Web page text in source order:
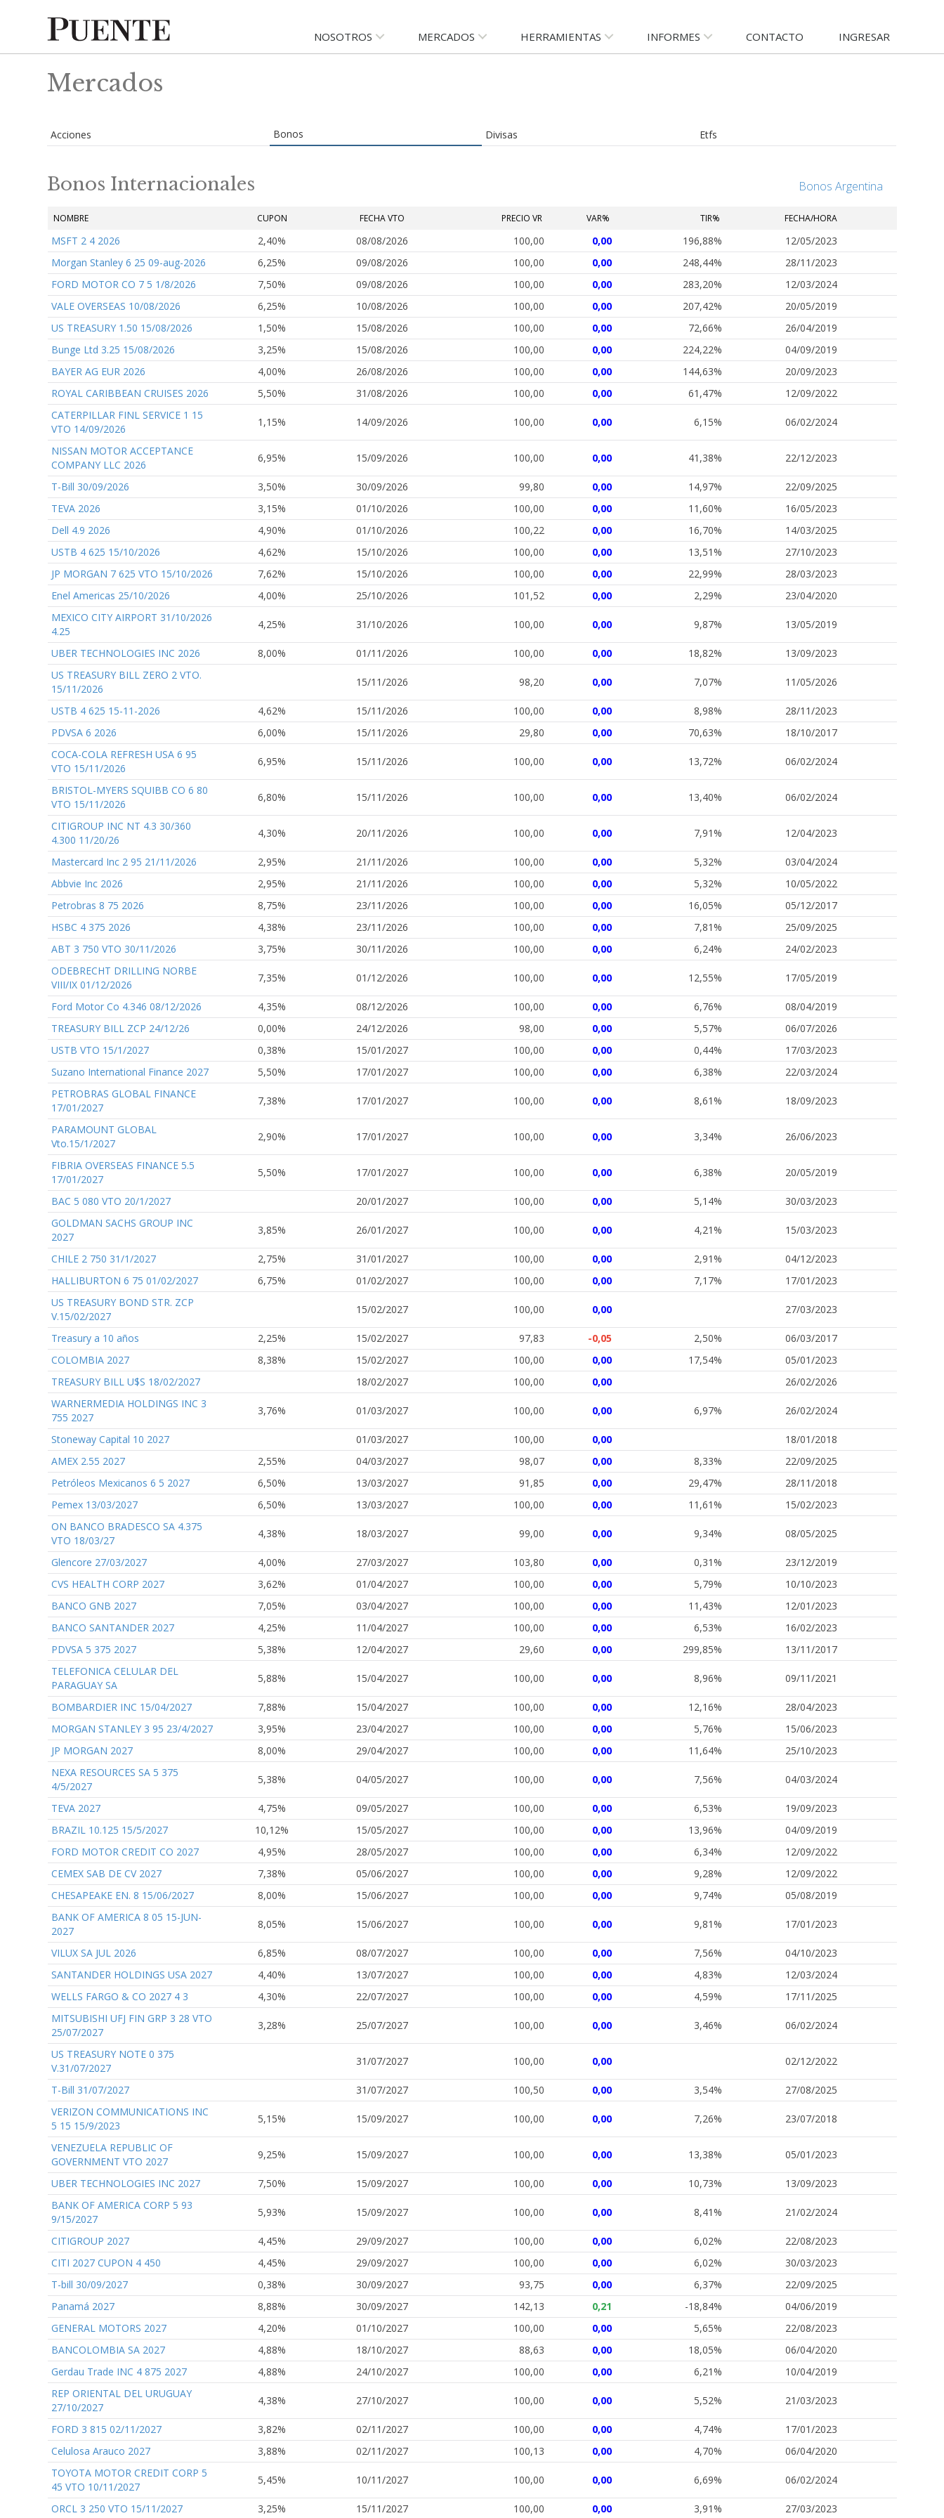
NOSOTROS MERCADOS HERRAMIENTAS INFORMES CONTACTO INGRESAR
Mercados
Acciones Bonos Divisas Etfs
Bonos Internacionales Bonos Argentina
NOMBRE CUPON FECHA VTO PRECIO VR VAR% TIR% FECHA/HORA
MSFT 2 4 2026 2,40% 08/08/2026 100,00 0,00 196,88%
12/05/2023
Morgan Stanley 6 25 09-aug-2026
6,25% 09/08/2026 100,00 0,00 248,44%
28/11/2023
FORD MOTOR CO 7 5 1/8/2026
7,50% 09/08/2026 100,00 0,00 283,20%
12/03/2024
VALE OVERSEAS 10/08/2026
6,25% 10/08/2026 100,00 0,00 207,42%
20/05/2019
US TREASURY 1.50 15/08/2026
1,50% 15/08/2026 100,00 0,00 72,66%
26/04/2019
Bunge Ltd 3.25 15/08/2026
3,25% 15/08/2026 100,00 0,00 224,22%
04/09/2019
BAYER AG EUR 2026
4,00% 26/08/2026 100,00 0,00 144,63%
20/09/2023
ROYAL CARIBBEAN CRUISES 2026
5,50% 31/08/2026 100,00 0,00 61,47%
12/09/2022
CATERPILLAR FINL SERVICE 1 15
VTO 14/09/2026
1,15% 14/09/2026 100,00 0,00 6,15% 06/02/2024
NISSAN MOTOR ACCEPTANCE
COMPANY LLC 2026
6,95% 15/09/2026 100,00 0,00 41,38% 22/12/2023
T-Bill 30/09/2026 3,50% 30/09/2026 99,80 0,00 14,97%
22/09/2025
TEVA 2026
3,15% 01/10/2026 100,00 0,00 11,60%
16/05/2023
Dell 4.9 2026
4,90% 01/10/2026 100,22 0,00 16,70%
14/03/2025
USTB 4 625 15/10/2026
4,62% 15/10/2026 100,00 0,00 13,51%
27/10/2023
JP MORGAN 7 625 VTO 15/10/2026
7,62% 15/10/2026 100,00 0,00 22,99%
28/03/2023
Enel Americas 25/10/2026
4,00% 25/10/2026 101,52 0,00 2,29%
23/04/2020
MEXICO CITY AIRPORT 31/10/2026
4.25
4,25% 31/10/2026 100,00 0,00 9,87% 13/05/2019
UBER TECHNOLOGIES INC 2026 8,00% 01/11/2026 100,00 0,00 18,82%
13/09/2023
US TREASURY BILL ZERO 2 VTO.
15/11/2026
15/11/2026 98,20 0,00 7,07% 11/05/2026
USTB 4 625 15-11-2026 4,62% 15/11/2026 100,00 0,00 8,98%
28/11/2023
PDVSA 6 2026
6,00% 15/11/2026 29,80 0,00 70,63%
18/10/2017
COCA-COLA REFRESH USA 6 95
VTO 15/11/2026
6,95% 15/11/2026 100,00 0,00 13,72% 06/02/2024
BRISTOL-MYERS SQUIBB CO 6 80
VTO 15/11/2026
6,80% 15/11/2026 100,00 0,00 13,40% 06/02/2024
CITIGROUP INC NT 4.3 30/360
4.300 11/20/26
4,30% 20/11/2026 100,00 0,00 7,91% 12/04/2023
Mastercard Inc 2 95 21/11/2026 2,95% 21/11/2026 100,00 0,00 5,32%
03/04/2024
Abbvie Inc 2026
2,95% 21/11/2026 100,00 0,00 5,32%
10/05/2022
Petrobras 8 75 2026
8,75% 23/11/2026 100,00 0,00 16,05%
05/12/2017
HSBC 4 375 2026
4,38% 23/11/2026 100,00 0,00 7,81%
25/09/2025
ABT 3 750 VTO 30/11/2026
3,75% 30/11/2026 100,00 0,00 6,24%
24/02/2023
ODEBRECHT DRILLING NORBE
VIII/IX 01/12/2026
7,35% 01/12/2026 100,00 0,00 12,55% 17/05/2019
Ford Motor Co 4.346 08/12/2026 4,35% 08/12/2026 100,00 0,00 6,76%
08/04/2019
TREASURY BILL ZCP 24/12/26
0,00% 24/12/2026 98,00 0,00 5,57%
06/07/2026
USTB VTO 15/1/2027
0,38% 15/01/2027 100,00 0,00 0,44%
17/03/2023
Suzano International Finance 2027
5,50% 17/01/2027 100,00 0,00 6,38%
22/03/2024
PETROBRAS GLOBAL FINANCE
17/01/2027
7,38% 17/01/2027 100,00 0,00 8,61% 18/09/2023
PARAMOUNT GLOBAL
Vto.15/1/2027
2,90% 17/01/2027 100,00 0,00 3,34% 26/06/2023
FIBRIA OVERSEAS FINANCE 5.5
17/01/2027
5,50% 17/01/2027 100,00 0,00 6,38% 20/05/2019
BAC 5 080 VTO 20/1/2027 20/01/2027 100,00 0,00 5,14%
30/03/2023
GOLDMAN SACHS GROUP INC
2027
3,85% 26/01/2027 100,00 0,00 4,21% 15/03/2023
CHILE 2 750 31/1/2027 2,75% 31/01/2027 100,00 0,00 2,91%
04/12/2023
HALLIBURTON 6 75 01/02/2027
6,75% 01/02/2027 100,00 0,00 7,17%
17/01/2023
US TREASURY BOND STR. ZCP
V.15/02/2027
15/02/2027 100,00 0,00 27/03/2023
Treasury a 10 años 2,25% 15/02/2027 97,83 -0,05 2,50%
06/03/2017
COLOMBIA 2027
8,38% 15/02/2027 100,00 0,00 17,54%
05/01/2023
TREASURY BILL U$S 18/02/2027
18/02/2027 100,00 0,00
26/02/2026
WARNERMEDIA HOLDINGS INC 3
755 2027
3,76% 01/03/2027 100,00 0,00 6,97% 26/02/2024
Stoneway Capital 10 2027 01/03/2027 100,00 0,00
18/01/2018
AMEX 2.55 2027
2,55% 04/03/2027 98,07 0,00 8,33%
22/09/2025
Petróleos Mexicanos 6 5 2027
6,50% 13/03/2027 91,85 0,00 29,47%
28/11/2018
Pemex 13/03/2027
6,50% 13/03/2027 100,00 0,00 11,61%
15/02/2023
ON BANCO BRADESCO SA 4.375
VTO 18/03/27
4,38% 18/03/2027 99,00 0,00 9,34% 08/05/2025
Glencore 27/03/2027 4,00% 27/03/2027 103,80 0,00 0,31%
23/12/2019
CVS HEALTH CORP 2027
3,62% 01/04/2027 100,00 0,00 5,79%
10/10/2023
BANCO GNB 2027
7,05% 03/04/2027 100,00 0,00 11,43%
12/01/2023
BANCO SANTANDER 2027
4,25% 11/04/2027 100,00 0,00 6,53%
16/02/2023
PDVSA 5 375 2027
5,38% 12/04/2027 29,60 0,00 299,85%
13/11/2017
TELEFONICA CELULAR DEL
PARAGUAY SA
5,88% 15/04/2027 100,00 0,00 8,96% 09/11/2021
BOMBARDIER INC 15/04/2027 7,88% 15/04/2027 100,00 0,00 12,16%
28/04/2023
MORGAN STANLEY 3 95 23/4/2027
3,95% 23/04/2027 100,00 0,00 5,76%
15/06/2023
JP MORGAN 2027
8,00% 29/04/2027 100,00 0,00 11,64%
25/10/2023
NEXA RESOURCES SA 5 375
4/5/2027
5,38% 04/05/2027 100,00 0,00 7,56% 04/03/2024
TEVA 2027 4,75% 09/05/2027 100,00 0,00 6,53%
19/09/2023
BRAZIL 10.125 15/5/2027
10,12% 15/05/2027 100,00 0,00 13,96%
04/09/2019
FORD MOTOR CREDIT CO 2027
4,95% 28/05/2027 100,00 0,00 6,34%
12/09/2022
CEMEX SAB DE CV 2027
7,38% 05/06/2027 100,00 0,00 9,28%
12/09/2022
CHESAPEAKE EN. 8 15/06/2027
8,00% 15/06/2027 100,00 0,00 9,74%
05/08/2019
BANK OF AMERICA 8 05 15-JUN-
2027
8,05% 15/06/2027 100,00 0,00 9,81% 17/01/2023
VILUX SA JUL 2026 6,85% 08/07/2027 100,00 0,00 7,56%
04/10/2023
SANTANDER HOLDINGS USA 2027
4,40% 13/07/2027 100,00 0,00 4,83%
12/03/2024
WELLS FARGO & CO 2027 4 3
4,30% 22/07/2027 100,00 0,00 4,59%
17/11/2025
MITSUBISHI UFJ FIN GRP 3 28 VTO
25/07/2027
3,28% 25/07/2027 100,00 0,00 3,46% 06/02/2024
US TREASURY NOTE 0 375
V.31/07/2027
31/07/2027 100,00 0,00 02/12/2022
T-Bill 31/07/2027 31/07/2027 100,50 0,00 3,54%
27/08/2025
VERIZON COMMUNICATIONS INC
5 15 15/9/2023
5,15% 15/09/2027 100,00 0,00 7,26% 23/07/2018
VENEZUELA REPUBLIC OF
GOVERNMENT VTO 2027
9,25% 15/09/2027 100,00 0,00 13,38% 05/01/2023
UBER TECHNOLOGIES INC 2027 7,50% 15/09/2027 100,00 0,00 10,73%
13/09/2023
BANK OF AMERICA CORP 5 93
9/15/2027
5,93% 15/09/2027 100,00 0,00 8,41% 21/02/2024
CITIGROUP 2027 4,45% 29/09/2027 100,00 0,00 6,02%
22/08/2023
CITI 2027 CUPON 4 450
4,45% 29/09/2027 100,00 0,00 6,02%
30/03/2023
T-bill 30/09/2027
0,38% 30/09/2027 93,75 0,00 6,37%
22/09/2025
Panamá 2027
8,88% 30/09/2027 142,13 0,21 -18,84%
04/06/2019
GENERAL MOTORS 2027
4,20% 01/10/2027 100,00 0,00 5,65%
22/08/2023
BANCOLOMBIA SA 2027
4,88% 18/10/2027 88,63 0,00 18,05%
06/04/2020
Gerdau Trade INC 4 875 2027
4,88% 24/10/2027 100,00 0,00 6,21%
10/04/2019
REP ORIENTAL DEL URUGUAY
27/10/2027
4,38% 27/10/2027 100,00 0,00 5,52% 21/03/2023
FORD 3 815 02/11/2027 3,82% 02/11/2027 100,00 0,00 4,74%
17/01/2023
Celulosa Arauco 2027
3,88% 02/11/2027 100,13 0,00 4,70%
06/04/2020
TOYOTA MOTOR CREDIT CORP 5
45 VTO 10/11/2027
5,45% 10/11/2027 100,00 0,00 6,69% 06/02/2024
ORCL 3 250 VTO 15/11/2027 3,25% 15/11/2027 100,00 0,00 3,91% 27/03/2023